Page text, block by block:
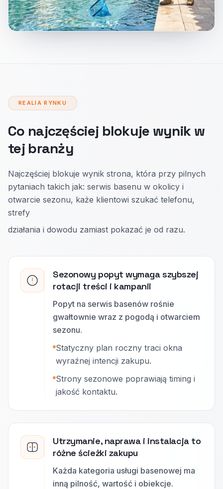
REALIA RYNKU
Co najczęściej blokuje wynik w
tej branży
Najczęściej blokuje wynik strona, która przy pilnych
pytaniach takich jak: serwis basenu w okolicy i
otwarcie sezonu, każe klientowi szukać telefonu,
strefy
działania i dowodu zamiast pokazać je od razu.
Sezonowy popyt wymaga szybszej
rotacji treści i kampanii
Popyt na serwis basenów rośnie
gwałtownie wraz z pogodą i otwarciem
sezonu.
Statyczny plan roczny traci okna
wyraźnej intencji zakupu.
Strony sezonowe poprawiają timing i
jakość kontaktu.
Utrzymanie, naprawa i instalacja to
różne ścieżki zakupu
Każda kategoria usługi basenowej ma
inną pilność, wartość i obiekcje.